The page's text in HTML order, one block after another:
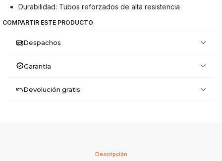
Durabilidad: Tubos reforzados de alta resistencia
COMPARTIR ESTE PRODUCTO
Despachos
Garantía
Devolución gratis
Descripción